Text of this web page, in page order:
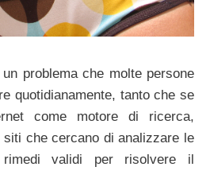
problema che molte persone
quotidianamente, tanto che se
come motore di ricerca,
che cercano di analizzare le
validi per risolvere il